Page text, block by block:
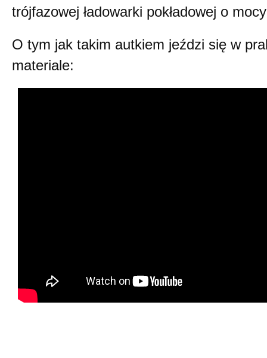
trójfazowej ładowarki pokładowej o
O tym jak takim autkiem jeździ się w
materiale: